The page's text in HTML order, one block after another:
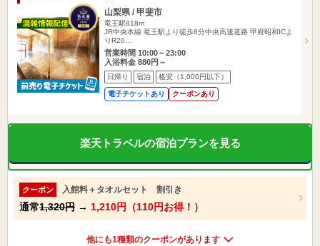
山梨県 / 甲斐市
竜王駅818m
JR中央本線 竜王駅より徒歩8分中央高速道路 甲府昭和ICよ
りR20…
営業時間 10:00～23:00
入浴料金 880円～
日帰り 宿泊 格安（1,000円以下）
電子チケットあり クーポンあり
楽天トラベルの宿泊プランを見る
クーポン 入館料＋タオルセット 割引き
通常1,320円 → 1,210円（110円お得！）
他にも1種類のクーポンがあります